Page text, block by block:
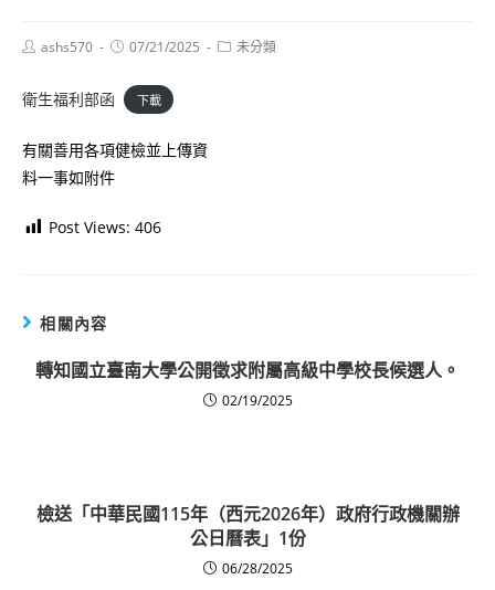
Postashs570
Post07/21/2025
Post未分類
衛生福利部函 下載
有關善用各項健檢並上傳資
料一事如附件
Post Views: 406
相關內容
轉知國立臺南大學公開徵求附屬高級中學校長候選人。
02/19/2025
檢送「中華民國115年（西元2026年）政府行政機關辦
公日曆表」1份
06/28/2025